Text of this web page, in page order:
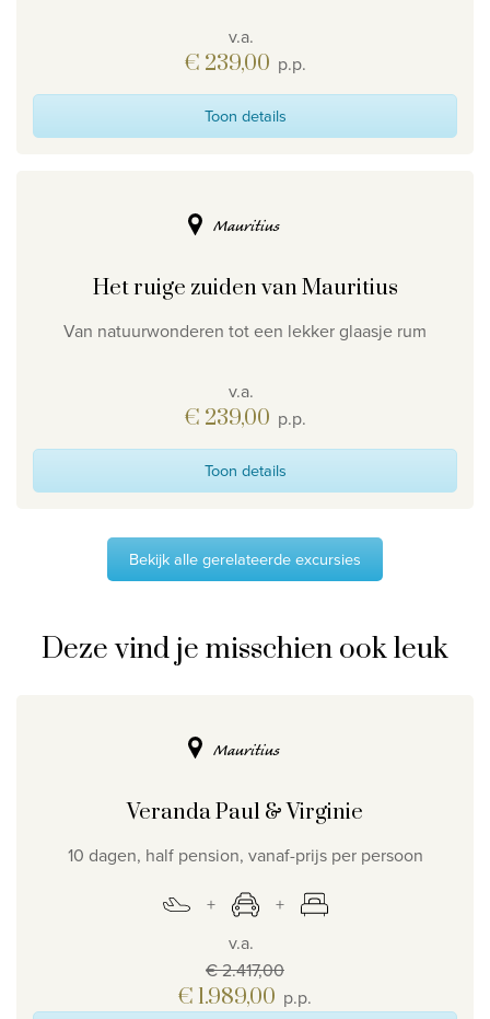
v.a.
€ 239,00 p.p.
Toon details
Mauritius
Het ruige zuiden van Mauritius
Van natuurwonderen tot een lekker glaasje rum
v.a.
€ 239,00 p.p.
Toon details
Bekijk alle gerelateerde excursies
Deze vind je misschien ook leuk
Mauritius
Veranda Paul & Virginie
10 dagen, half pension, vanaf-prijs per persoon
v.a.
€ 2.417,00
€ 1.989,00 p.p.